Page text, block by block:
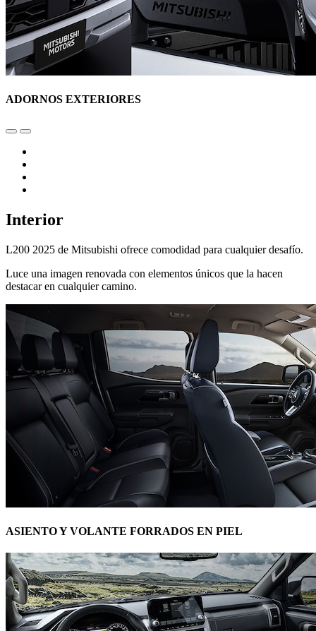
ADORNOS EXTERIORES
Interior
L200 2025 de Mitsubishi ofrece comodidad para cualquier desafío.
Luce una imagen renovada con elementos únicos que la hacen
destacar en cualquier camino.
ASIENTO Y VOLANTE FORRADOS EN PIEL